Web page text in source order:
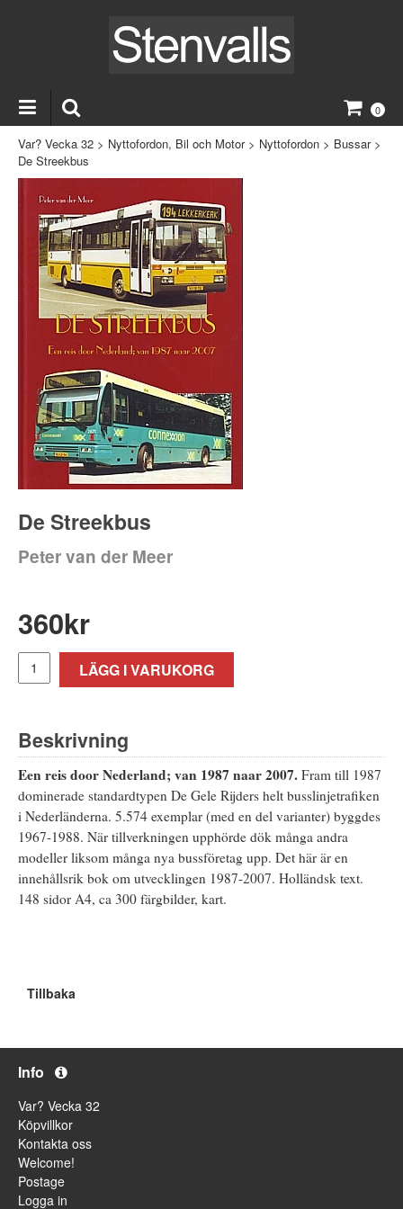
0
Var? Vecka 32 > Nyttofordon, Bil och Motor> Nyttofordon > Bussar>
De Streekbus
De Streekbus
Peter van der Meer
360kr
LÄGG I VARUKORG
Beskrivning
Een reis door Nederland; van 1987 naar 2007. Fram till 1987
dominerade standardtypen De Gele Rijders helt busslinjetrafiken
i Nederländerna. 5.574 exemplar (med en del varianter) byggdes
1967-1988. När tillverkningen upphörde dök många andra
modeller liksom många nya bussföretag upp. Det här är en
innehållsrik bok om utvecklingen 1987-2007. Holländsk text.
148 sidor A4, ca 300 färgbilder, kart.
Tillbaka
Info
Var? Vecka 32
Köpvillkor
Kontakta oss
Welcome!
Postage
Logga in